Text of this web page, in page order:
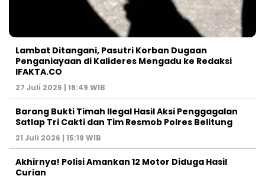
Lambat Ditangani, Pasutri Korban Dugaan
Penganiayaan di Kalideres Mengadu ke Redaksi
IFAKTA.CO
27 Juli 2026 | 18:49 WIB
Barang Bukti Timah Ilegal Hasil Aksi Penggagalan
Satlap Tri Cakti dan Tim Resmob Polres Belitung
21 Juli 2026 | 15:19 WIB
Akhirnya! Polisi Amankan 12 Motor Diduga Hasil
Curian